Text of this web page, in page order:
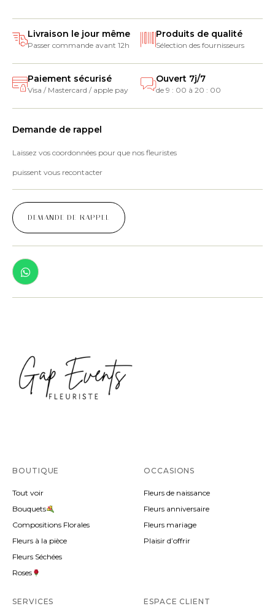
Livraison le jour même
Passer commande avant 12h
Produits de qualité
Sélection des fournisseurs
Paiement sécurisé
Visa / Mastercard / apple pay
Ouvert 7j/7
de 9 : 00 à 20 : 00
Demande de rappel
Laissez vos coordonnées pour que nos fleuristes
puissent vous recontacter
DEMANDE DE RAPPEL
BOUTIQUE
Tout voir
Bouquets
Compositions Florales
Fleurs à la pièce
Fleurs Séchées
Roses
OCCASIONS
Fleurs de naissance
Fleurs anniversaire
Fleurs mariage
Plaisir d’offrir
SERVICES ESPACE CLIENT